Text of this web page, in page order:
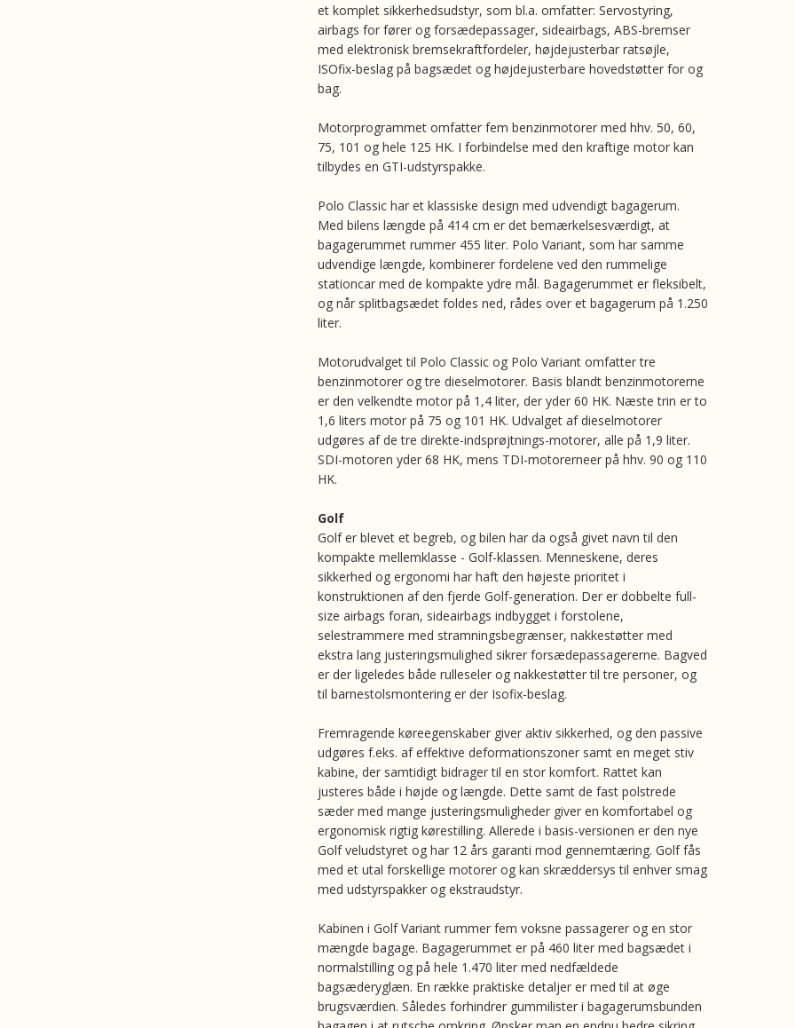
et komplet sikkerhedsudstyr, som bl.a. omfatter: Servostyring,
airbags for fører og forsædepassager, sideairbags, ABS-bremser
med elektronisk bremsekraftfordeler, højdejusterbar ratsøjle,
ISOfix-beslag på bagsædet og højdejusterbare hovedstøtter for og
bag.
Motorprogrammet omfatter fem benzinmotorer med hhv. 50, 60,
75, 101 og hele 125 HK. I forbindelse med den kraftige motor kan
tilbydes en GTI-udstyrspakke.
Polo Classic har et klassiske design med udvendigt bagagerum.
Med bilens længde på 414 cm er det bemærkelsesværdigt, at
bagagerummet rummer 455 liter. Polo Variant, som har samme
udvendige længde, kombinerer fordelene ved den rummelige
stationcar med de kompakte ydre mål. Bagagerummet er fleksibelt,
og når splitbagsædet foldes ned, rådes over et bagagerum på 1.250
liter.
Motorudvalget til Polo Classic og Polo Variant omfatter tre
benzinmotorer og tre dieselmotorer. Basis blandt benzinmotorerne
er den velkendte motor på 1,4 liter, der yder 60 HK. Næste trin er to
1,6 liters motor på 75 og 101 HK. Udvalget af dieselmotorer
udgøres af de tre direkte-indsprøjtnings-motorer, alle på 1,9 liter.
SDI-motoren yder 68 HK, mens TDI-motorerneer på hhv. 90 og 110
HK.
Golf
Golf er blevet et begreb, og bilen har da også givet navn til den
kompakte mellemklasse - Golf-klassen. Menneskene, deres
sikkerhed og ergonomi har haft den højeste prioritet i
konstruktionen af den fjerde Golf-generation. Der er dobbelte full-
size airbags foran, sideairbags indbygget i forstolene,
selestrammere med stramningsbegrænser, nakkestøtter med
ekstra lang justeringsmulighed sikrer forsædepassagererne. Bagved
er der ligeledes både rulleseler og nakkestøtter til tre personer, og
til barnestolsmontering er der Isofix-beslag.
Fremragende køreegenskaber giver aktiv sikkerhed, og den passive
udgøres f.eks. af effektive deformationszoner samt en meget stiv
kabine, der samtidigt bidrager til en stor komfort. Rattet kan
justeres både i højde og længde. Dette samt de fast polstrede
sæder med mange justeringsmuligheder giver en komfortabel og
ergonomisk rigtig kørestilling. Allerede i basis-versionen er den nye
Golf veludstyret og har 12 års garanti mod gennemtæring. Golf fås
med et utal forskellige motorer og kan skræddersys til enhver smag
med udstyrspakker og ekstraudstyr.
Kabinen i Golf Variant rummer fem voksne passagerer og en stor
mængde bagage. Bagagerummet er på 460 liter med bagsædet i
normalstilling og på hele 1.470 liter med nedfældede
bagsæderyglæn. En række praktiske detaljer er med til at øge
brugsværdien. Således forhindrer gummilister i bagagerumsbunden